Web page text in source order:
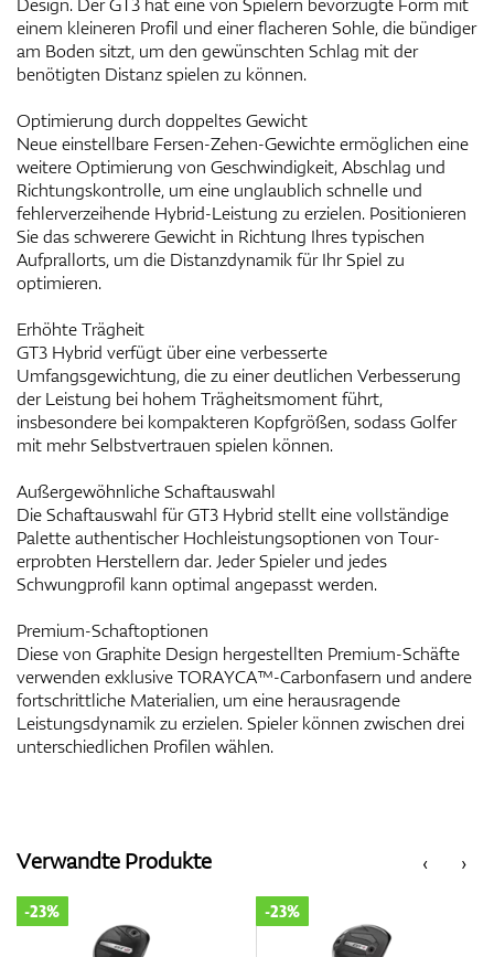
einem kleineren Profil und einer flacheren Sohle, die bündiger
am Boden sitzt, um den gewünschten Schlag mit der
benötigten Distanz spielen zu können.
Optimierung durch doppeltes Gewicht
Neue einstellbare Fersen-Zehen-Gewichte ermöglichen eine
weitere Optimierung von Geschwindigkeit, Abschlag und
Richtungskontrolle, um eine unglaublich schnelle und
fehlerverzeihende Hybrid-Leistung zu erzielen. Positionieren
Sie das schwerere Gewicht in Richtung Ihres typischen
Aufprallorts, um die Distanzdynamik für Ihr Spiel zu
optimieren.
Erhöhte Trägheit
GT3 Hybrid verfügt über eine verbesserte
Umfangsgewichtung, die zu einer deutlichen Verbesserung
der Leistung bei hohem Trägheitsmoment führt,
insbesondere bei kompakteren Kopfgrößen, sodass Golfer
mit mehr Selbstvertrauen spielen können.
Außergewöhnliche Schaftauswahl
Die Schaftauswahl für GT3 Hybrid stellt eine vollständige
Palette authentischer Hochleistungsoptionen von Tour-
erprobten Herstellern dar. Jeder Spieler und jedes
Schwungprofil kann optimal angepasst werden.
Premium-Schaftoptionen
Diese von Graphite Design hergestellten Premium-Schäfte
verwenden exklusive TORAYCA™-Carbonfasern und andere
fortschrittliche Materialien, um eine herausragende
Leistungsdynamik zu erzielen. Spieler können zwischen drei
unterschiedlichen Profilen wählen.
‹
Verwandte Produkte ›
-23% -23%